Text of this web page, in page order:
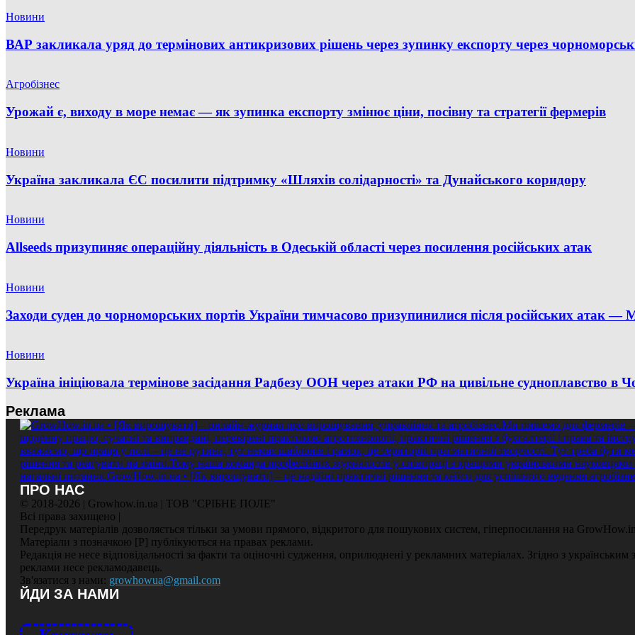
Новини
ВАР закликала уряд до термінових антикризових рішень через зупинку експорту через
Агробізнес
Урожай є, виходу в море немає — як зупинка експорту змінює ціни, посівну та стратегії фермерів
Новини
Україна закликала ЄС посилити підтримку «Шляхів солідарності» та Дунайського коридору
Новини
Allseeds призупиняє операційну діяльність в Одеській області через посилення російських атак
Новини
Заходи суден до чорноморських портів України тимчасово призупинилися після російських атак —
Новини
Україна ініціювала термінове засідання Радбезу ООН через атаки РФ на цивільне судноплавство в
Реклама
ПРО НАС
© 2018-2026 | Growhow.in.ua | ТОВ "СРІБНЕ ПОЛЕ"
Всі права захищено |
Передрук матеріалів дозволяється тільки за умови прямого, відкритого для пошукових систем, гіперпосилання на
Матеріали з позначкою [Р] публікуються на правах реклами.
Редакція не несе відповідальності за факти та оціночні судження, оприлюднені у рекламних матеріалах. Згідно з українським
реклами несе рекламодавець.
Зв'язатися з нами: growhowua@gmail.com
ЙДИ ЗА НАМИ